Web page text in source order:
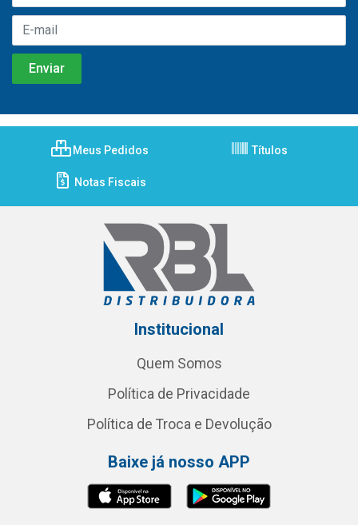
Meus Pedidos Títulos
Notas Fiscais
Institucional
Quem Somos
Política de Privacidade
Política de Troca e Devolução
Baixe já nosso APP